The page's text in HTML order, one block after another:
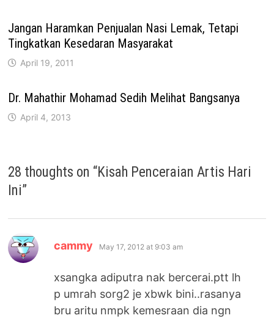
Jangan Haramkan Penjualan Nasi Lemak, Tetapi
Tingkatkan Kesedaran Masyarakat
April 19, 2011
Dr. Mahathir Mohamad Sedih Melihat Bangsanya
April 4, 2013
28 thoughts on “Kisah Penceraian Artis Hari
Ini”
cammy says:
May 17, 2012 at 9:03 am
xsangka adiputra nak bercerai.ptt lh
p umrah sorg2 je xbwk bini..rasanya
bru aritu nmpk kemesraan dia ngn